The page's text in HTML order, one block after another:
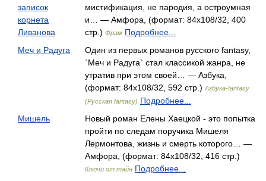
записок
корнета
Ливанова
мистификация, не пародия, а остроумная
и… — Амфора, (формат: 84x108/32, 400
стр.) Фрам Подробнее...
Меч и Радуга
Один из первых романов русского fantasy,
`Меч и Радуга` стал классикой жанра, не
утратив при этом своей… — Азбука,
(формат: 84x108/32, 592 стр.) Азбука-fantasy
(Русская fantasy) Подробнее...
Мишель
Новый роман Елены Хаецкой - это попытка
пройти по следам поручика Мишеля
Лермонтова, жизнь и смерть которого… —
Амфора, (формат: 84x108/32, 416 стр.)
Ключи от тайн Подробнее...